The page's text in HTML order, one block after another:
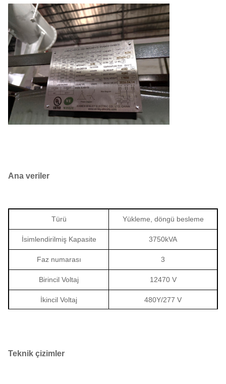
Ana veriler
Türü Yükleme, döngü besleme
İsimlendirilmiş Kapasite 3750kVA
Faz numarası 3
Birincil Voltaj 12470 V
İkincil Voltaj 480Y/277 V
Teknik çizimler